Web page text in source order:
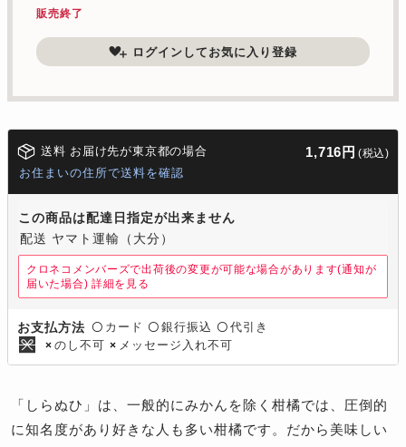
販売終了
ログインしてお気に入り登録
送料 お届け先が東京都の場合 1,716円 (税込)
お住まいの住所で送料を確認
この商品は配達日指定が出来ません
配送 ヤマト運輸（大分）
クロネコメンバーズで出荷後の変更が可能な場合があります(通知が
届いた場合) 詳細を見る
お支払方法 〇 カード 〇 銀行振込 〇 代引き
× のし不可 × メッセージ入れ不可
「しらぬひ」は、一般的にみかんを除く柑橘では、圧倒的
に知名度があり好きな人も多い柑橘です。だから美味しい